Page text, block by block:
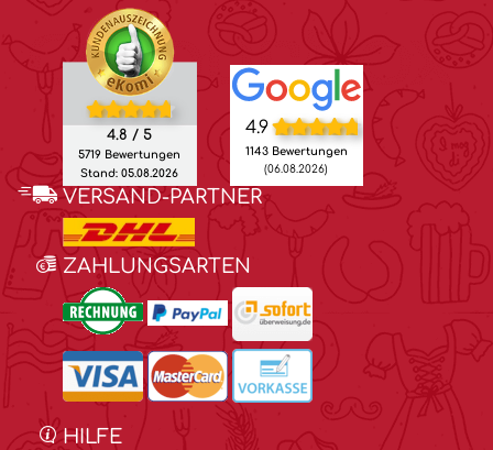
4.8 / 5
5719 Bewertungen
Stand: 05.08.2026
4.9
1143 Bewertungen
(06.08.2026)
VERSAND-PARTNER
ZAHLUNGSARTEN
HILFE